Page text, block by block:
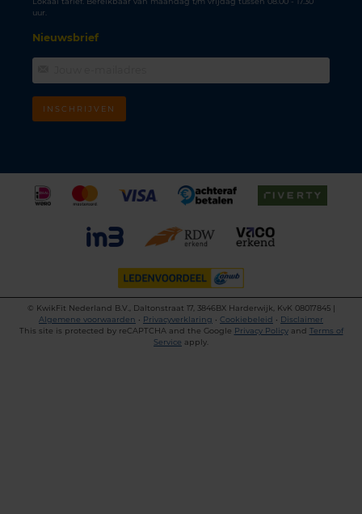
uur.
Nieuwsbrief
INSCHRIJVEN
©
KwikFit Nederland B.V., Daltonstraat 17, 3846BX Harderwijk, KvK 08017845 |
Algemene voorwaarden • Privacyverklaring • Cookiebeleid • Disclaimer
This site is protected by reCAPTCHA and the Google Privacy Policyand Terms of
Service apply.